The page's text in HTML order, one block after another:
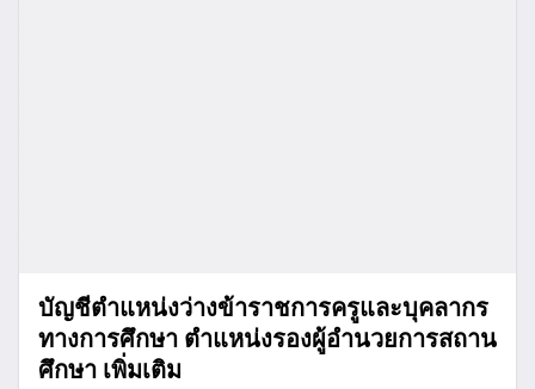
บัญชีตำแหน่งว่างข้าราชการครูและบุคลากร
ทางการศึกษา ตำแหน่งรองผู้อำนวยการสถาน
ศึกษา เพิ่มเติม